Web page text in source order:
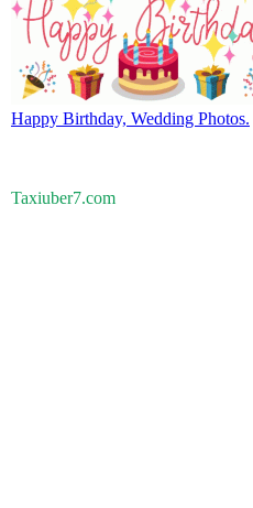
Happy Birthday, Wedding Photos.
Taxiuber7.com